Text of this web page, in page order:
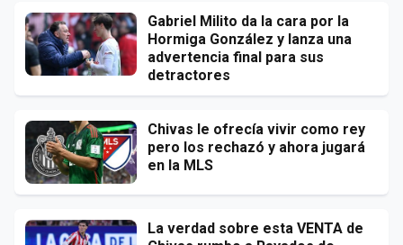
Gabriel Milito da la cara por la
Hormiga González y lanza una
advertencia final para sus
detractores
Chivas le ofrecía vivir como rey
pero los rechazó y ahora jugará
en la MLS
La verdad sobre esta VENTA de